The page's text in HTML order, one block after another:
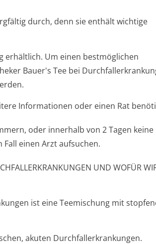
durch, denn sie enthält wichtige
erhältlich. Um einen bestmöglichen
Bauer's Tee bei
Informationen oder einen Rat
oder innerhalb von 2 Tagen keine
einen Arzt aufsuchen.
UND WOFÜR
ist eine Teemischung mit
akuten Durchfallerkran­kungen.